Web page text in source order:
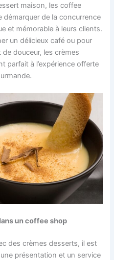
maison, les coffee
de la concurrence
et mémorable à leurs clients.
un délicieux café ou pour
douceur, les crèmes
parfait à l’expérience offerte
un coffee shop
des crèmes desserts, il est
présentation et un service